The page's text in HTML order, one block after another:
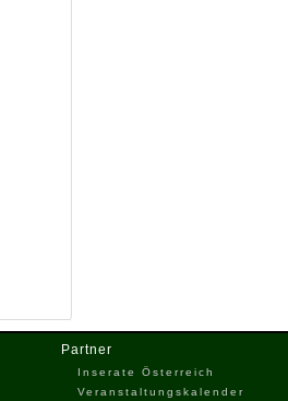
Partner
Inserate Österreich
Veranstaltungskalender